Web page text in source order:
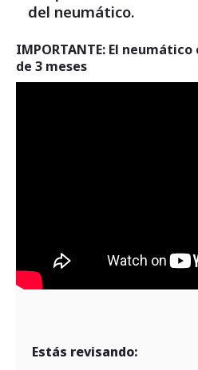
del neumático.
IMPORTANTE: El
de 3 meses
Estás revisando: